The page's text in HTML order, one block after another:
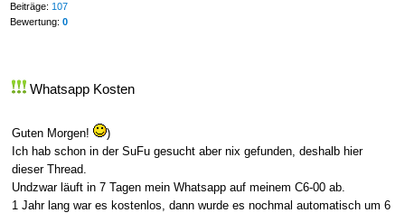
Beiträge: 107
Bewertung: 0
Whatsapp Kosten
Guten Morgen!
)
Ich hab schon in der SuFu gesucht aber nix gefunden, deshalb hier
dieser Thread.
Undzwar läuft in 7 Tagen mein Whatsapp auf meinem C6-00 ab.
1 Jahr lang war es kostenlos, dann wurde es nochmal automatisch um 6